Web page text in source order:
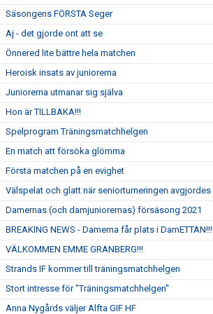
Säsongens FÖRSTA Seger
Aj - det gjorde ont att se
Önnered lite bättre hela matchen
Heroisk insats av juniorerna
Juniorerna utmanar sig själva
Hon är TILLBAKA!!!
Spelprogram Träningsmatchhelgen
En match att försöka glömma
Första matchen på en evighet
Välspelat och glatt när seniorturneringen avgjordes
Damernas (och damjuniorernas) försäsong 2021
BREAKING NEWS - Damerna får plats i DamETTAN!!!
VÄLKOMMEN EMME GRANBERG!!!
Strands IF kommer till träningsmatchhelgen
Stort intresse för "Träningsmatchhelgen"
Anna Nygårds väljer Alfta GIF HF